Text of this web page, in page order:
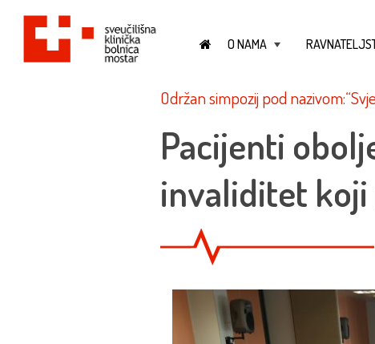
O NAMA
Održan simpozij pod
Pacijenti
invaliditet